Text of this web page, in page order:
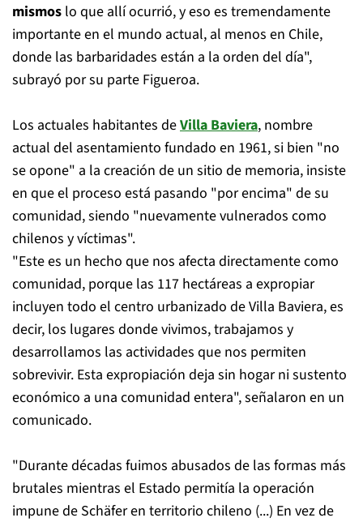
mismos lo que allí ocurrió, y eso es tremendamente
importante en el mundo actual, al menos en Chile,
donde las barbaridades están a la orden del día",
subrayó por su parte Figueroa.
Los actuales habitantes deVilla Baviera, nombre
actual del asentamiento fundado en 1961, si bien "no
se opone" a la creación de un sitio de memoria, insiste
en que el proceso está pasando "por encima" de su
comunidad, siendo "nuevamente vulnerados como
chilenos y víctimas".
"Este es un hecho que nos afecta directamente como
comunidad, porque las 117 hectáreas a expropiar
incluyen todo el centro urbanizado de Villa Baviera, es
decir, los lugares donde vivimos, trabajamos y
desarrollamos las actividades que nos permiten
sobrevivir. Esta expropiación deja sin hogar ni sustento
económico a una comunidad entera", señalaron en un
comunicado.
"Durante décadas fuimos abusados de las formas más
brutales mientras el Estado permitía la operación
impune de Schäfer en territorio chileno (...) En vez de